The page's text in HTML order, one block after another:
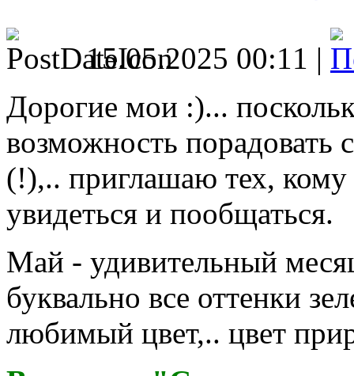
15.05.2025 00:11 |
Дорогие мои :)...
возможность порадовать
(!),.. приглашаю тех,
увидеться и пообщаться.
Май - удивительный
буквально все оттенки
любимый цвет,.. цвет